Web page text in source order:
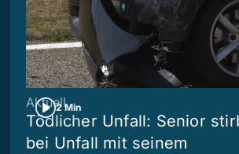
2 Min
Aktuell
Tödlicher Unfall: Senior
bei Unfall mit seinem